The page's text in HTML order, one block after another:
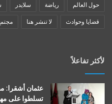
حول العالم رياضة سلايدر
قضايا وحوادث لا تنشر هنا
لأكثر تفاعلاً
عثمان أشقرا:
تسلطوا على